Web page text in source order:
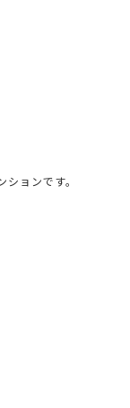
ョンです。